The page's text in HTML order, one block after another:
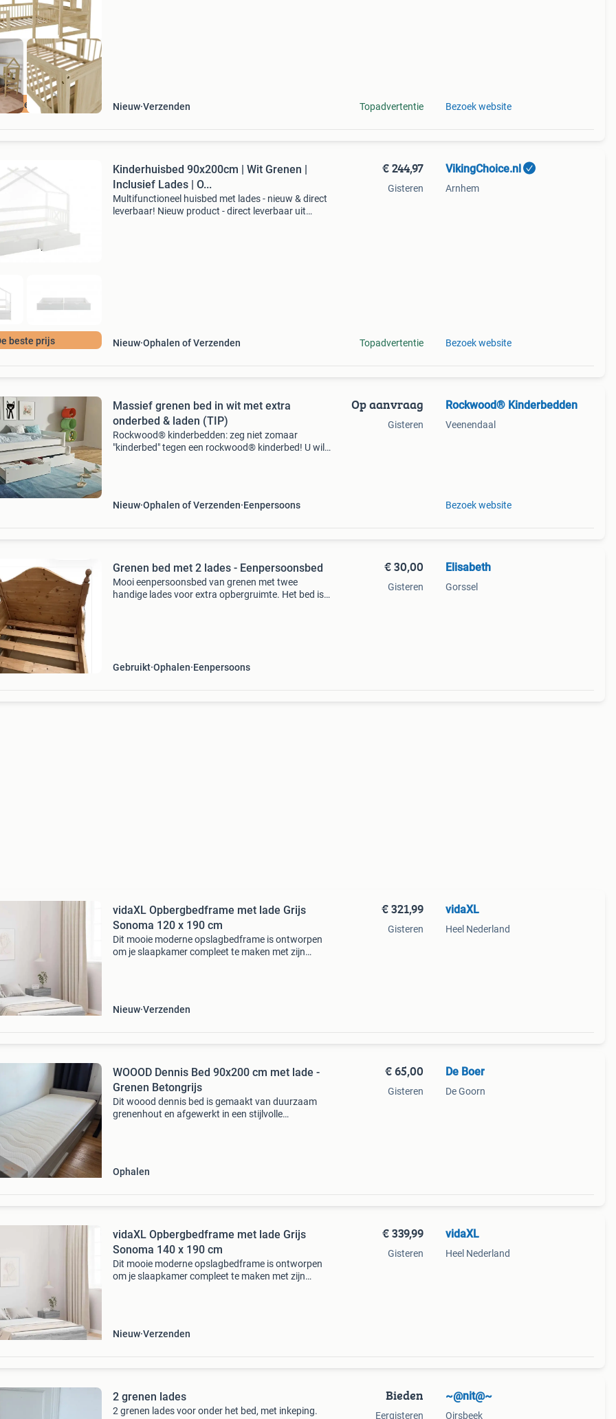
verzendkosten Nieuw Verzenden Topadvertentie Bezoek website
beste prijs
Kinderhuisbed 90x200cm | Wit Grenen |
Inclusief Lades | O...
Multifunctioneel huisbed met lades - nieuw & direct
leverbaar! Nieuw product - direct leverbaar uit
Nieuw Ophalen of Verzenden
€ 244,97
Gisteren
Topadvertentie
VikingChoice.nl
Arnhem
Bezoek website
Massief grenen bed in wit met extra
onderbed & laden (TIP)
Rockwood® kinderbedden: zeg niet zomaar
"kinderbed" tegen een rockwood® kinderbed! U wilt
Nieuw Ophalen of Verzenden Eenpersoons
Op aanvraag
Gisteren
Rockwood® Kinderbedden
Veenendaal
Bezoek website
Grenen bed met 2 lades - Eenpersoonsbed
Mooi eenpersoonsbed van grenen met twee
handige lades voor extra opbergruimte. Het bed is
Gebruikt Ophalen Eenpersoons
€ 30,00
Gisteren
Elisabeth
Gorssel
vidaXL Opbergbedframe met lade Grijs
Sonoma 120 x 190 cm
Dit mooie moderne opslagbedframe is ontworpen
om je slaapkamer compleet te maken met zijn
Nieuw Verzenden
€ 321,99
Gisteren
vidaXL
Heel Nederland
WOOOD Dennis Bed 90x200 cm met lade -
Grenen Betongrijs
Dit woood dennis bed is gemaakt van duurzaam
grenenhout en afgewerkt in een stijlvolle
Ophalen
€ 65,00
Gisteren
De Boer
De Goorn
vidaXL Opbergbedframe met lade Grijs
Sonoma 140 x 190 cm
Dit mooie moderne opslagbedframe is ontworpen
om je slaapkamer compleet te maken met zijn
Nieuw Verzenden
€ 339,99
Gisteren
vidaXL
Heel Nederland
2 grenen lades
2 grenen lades voor onder het bed, met inkeping.
Bieden
Eergisteren
~@nit@~
Oirsbeek